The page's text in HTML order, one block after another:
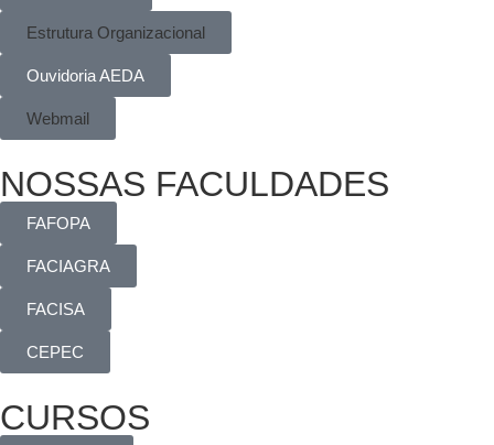
Estrutura Organizacional
Ouvidoria AEDA
Webmail
NOSSAS FACULDADES
FAFOPA
FACIAGRA
FACISA
CEPEC
CURSOS